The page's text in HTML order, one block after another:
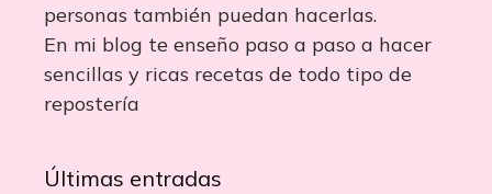
personas también puedan hacerlas.
En mi blog te enseño paso a paso a hacer
sencillas y ricas recetas de todo tipo de
repostería
Últimas entradas